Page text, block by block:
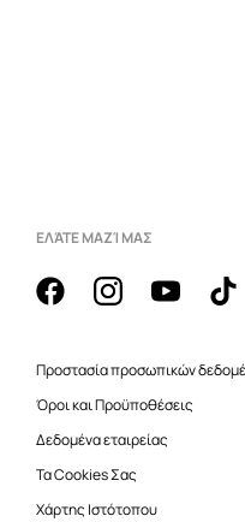
ΕΛΆΤΕ ΜΑΖΊ ΜΑΣ
Προστασία προσωπικών
Όροι και Προϋποθέσεις
Δεδομένα εταιρείας
Τα Cookies Σας
Χάρτης Ιστότοπου